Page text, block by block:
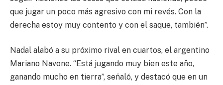
que jugar un poco más agresivo con mi revés. Con la
derecha estoy muy contento y con el saque, también”.
Nadal alabó a su próximo rival en cuartos, el argentino
Mariano Navone. “Está jugando muy bien este año,
ganando mucho en tierra”, señaló, y destacó que en un